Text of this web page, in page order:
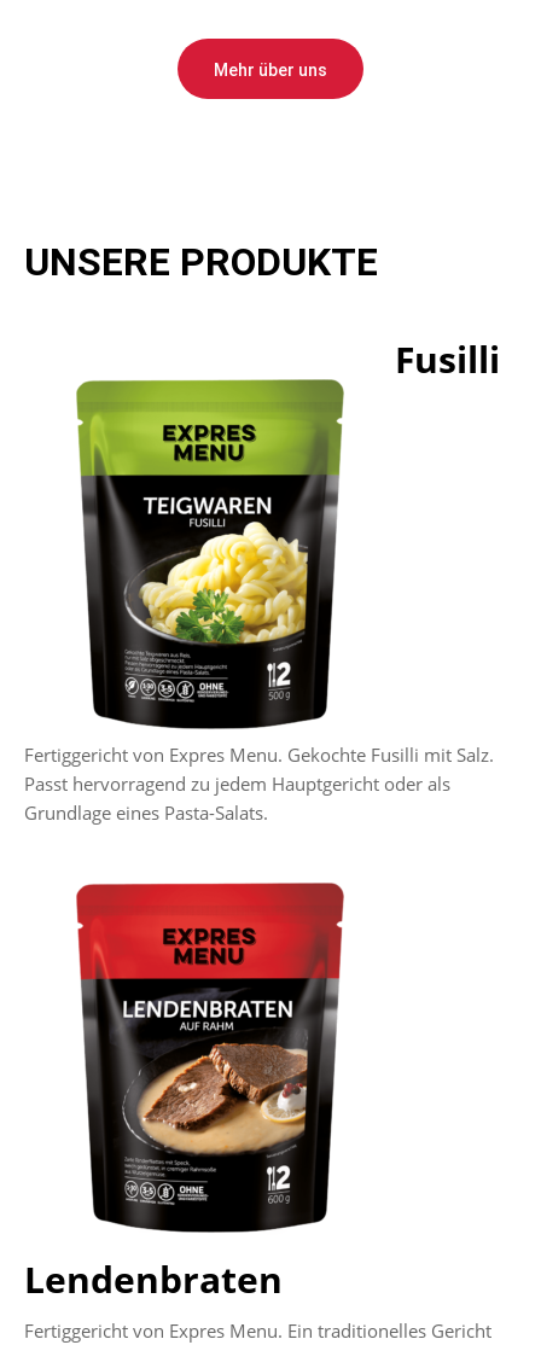
Mehr über uns
UNSERE PRODUKTE
Fusilli
Fertiggericht von Expres Menu. Gekochte Fusilli mit Salz.
Passt hervorragend zu jedem Hauptgericht oder als
Grundlage eines Pasta-Salats.
Lendenbraten
Fertiggericht von Expres Menu. Ein traditionelles Gericht